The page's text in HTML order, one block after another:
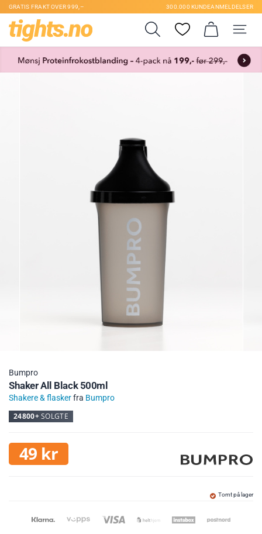
GRATIS FRAKT OVER 999,– 300.000 KUNDEANMELDELSER
Bumpro
Shaker All Black 500ml
Shakere & flaskerfra Bumpro
24800+SOLGTE
49 kr
Tomt på lager